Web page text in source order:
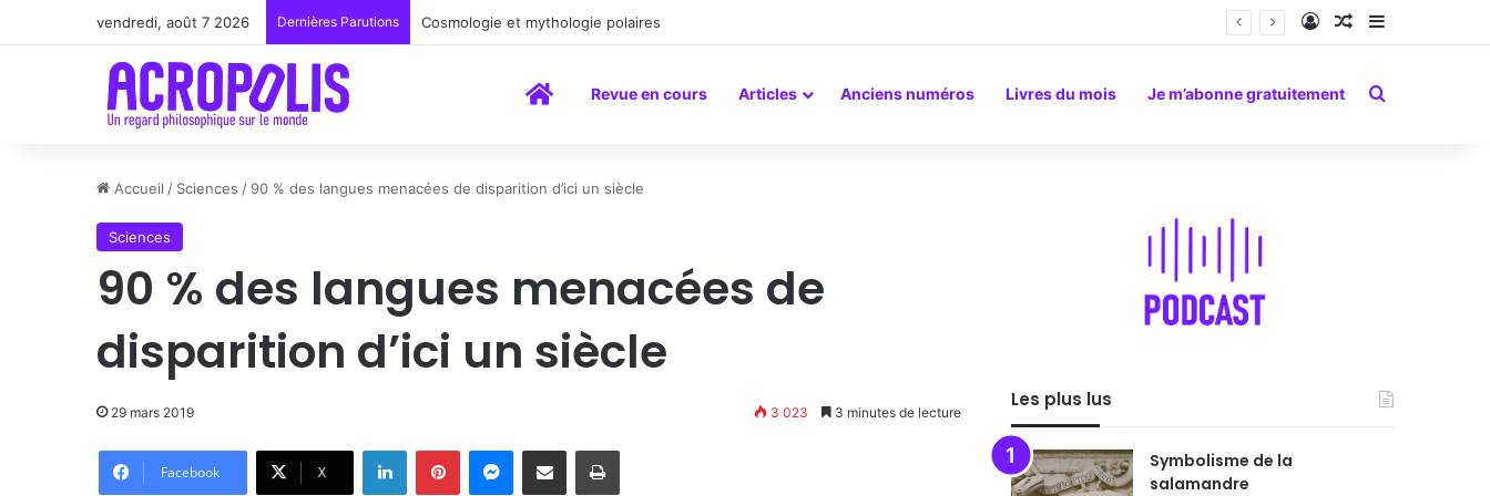
vendredi, août 7 2026 Dernières Parutions Renoir : la peinture comme un art du lien Connexion
Article Aléatoire
Sidebar
AccueilRevue en cours Articles Anciens numéros Livres du mois Je m’abonne gratuitement Rechercher
Accueil / Sciences / 90 % des langues menacées de disparition d’ici un siècle
Sciences
90 % des langues menacées de
disparition d’ici un siècle
29 mars 2019 3 023 3 minutes de lecture
Facebook X
LinkedinPinterestMessenger
Partager par email Imprimer
Les plus lus
Symbolisme de la
salamandre